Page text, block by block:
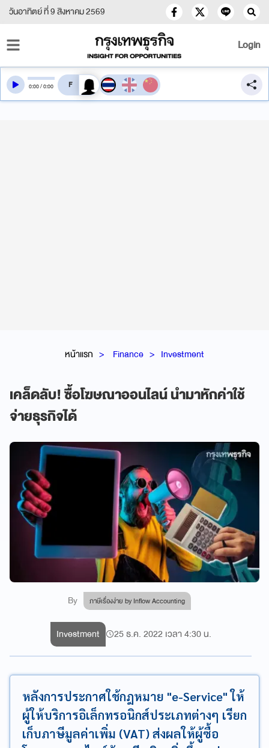
วันอาทิตย์ ที่ 9 สิงหาคม 2569
Login
หน้าแรก Finance Investment
เคล็ดลับ! ซื้อโฆษณาออนไลน์ นำมาหักค่าใช้
จ่ายธุรกิจได้
By ภาษีเรื่องง่าย by Inflow Accounting
0:00/0:00 สลับเสียงอ่าน
Investment 25 ธ.ค. 2022 เวลา 4:30 น.
หลังการประกาศใช้กฎหมาย "e-Service" ให้
ผู้ให้บริการอิเล็กทรอนิกส์ประเภทต่างๆ เรียก
เก็บภาษีมูลค่าเพิ่ม (VAT) ส่งผลให้ผู้ซื้อ